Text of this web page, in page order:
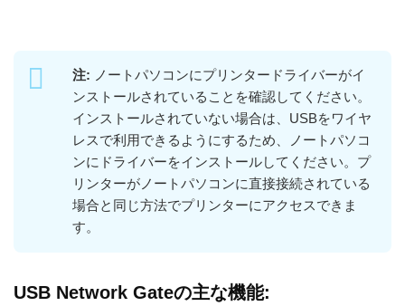
注: ノートパソコンにプリンタードライバーがイ
ンストールされていることを確認してください。
インストールされていない場合は、USBをワイヤ
レスで利用できるようにするため、ノートパソコ
ンにドライバーをインストールしてください。プ
リンターがノートパソコンに直接接続されている
場合と同じ方法でプリンターにアクセスできま
す。
USB Network Gateの主な機能: